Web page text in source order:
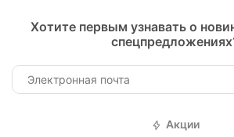
Хотите первым узнавать о
Акции